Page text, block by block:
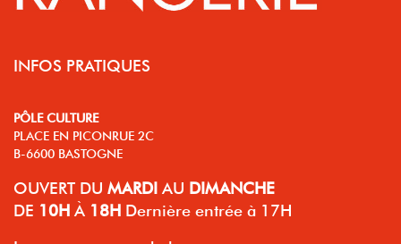
INFOS PRATIQUES
PÔLE CULTURE
PLACE EN PICONRUE 2C
B-6600 BASTOGNE
OUVERT DU MARDI AU DIMANCHE
DE 10H À 18H Dernière entrée à 17H